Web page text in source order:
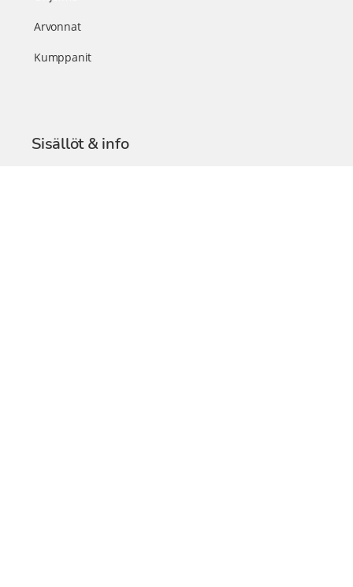
Arvonnat
Kumppanit
Sisällöt & info